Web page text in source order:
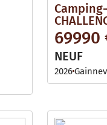
69990
NEUF
2026